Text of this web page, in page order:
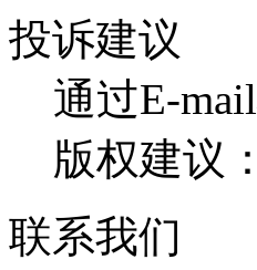
投诉建议
通过E-
版权建议
联系我们